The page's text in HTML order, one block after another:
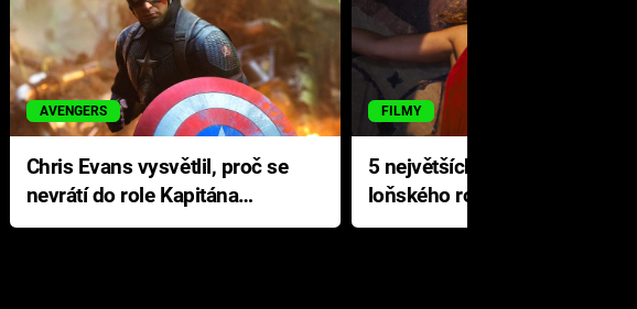
AVENGERS
Chris Evans vysvětlil, proč se
nevrátí do role Kapitána
Ameriky
FILMY
5 největších propadáků
loňského roku: Disney na
jediné katastrofě prodělal 200